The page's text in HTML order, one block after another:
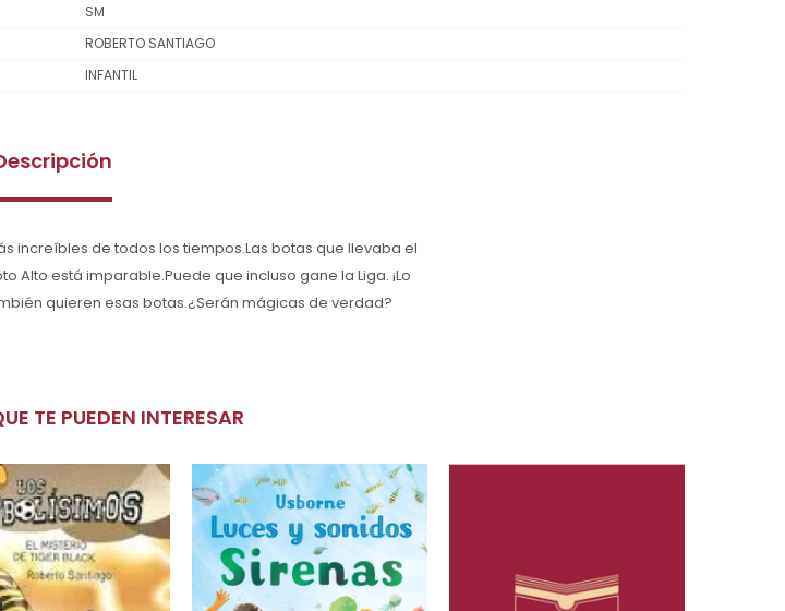
SM
ROBERTO SANTIAGO
INFANTIL
increíbles de todos los tiempos.Las botas que llevaba el
Alto está imparable.Puede que incluso gane la Liga. ¡Lo
quieren esas botas.¿Serán mágicas de verdad?
TE PUEDEN INTERESAR